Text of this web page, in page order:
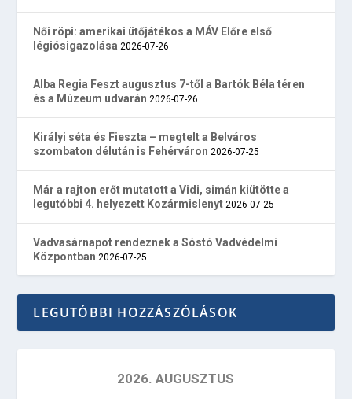
Női röpi: amerikai ütőjátékos a MÁV Előre első
légiósigazolása 2026-07-26
Alba Regia Feszt augusztus 7-től a Bartók Béla téren
és a Múzeum udvarán 2026-07-26
Királyi séta és Fieszta – megtelt a Belváros
szombaton délután is Fehérváron 2026-07-25
Már a rajton erőt mutatott a Vidi, simán kiütötte a
legutóbbi 4. helyezett Kozármislenyt 2026-07-25
Vadvasárnapot rendeznek a Sóstó Vadvédelmi
Központban 2026-07-25
LEGUTÓBBI HOZZÁSZÓLÁSOK
2026. AUGUSZTUS